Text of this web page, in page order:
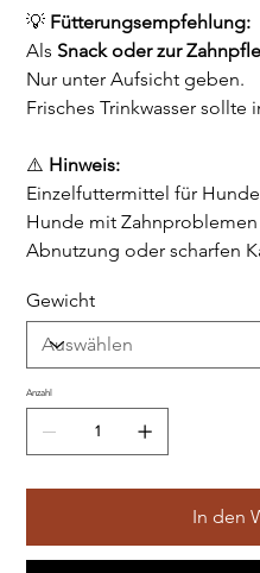
💡 Fütterungsempfehlung:
Als Snack oder zur
Nur unter Aufsicht geben.
Frisches Trinkwasser sollte
⚠️ Hinweis:
Einzelfuttermittel für
Hunde mit
Abnutzung oder scharfen
Gewicht
Anzahl
In den